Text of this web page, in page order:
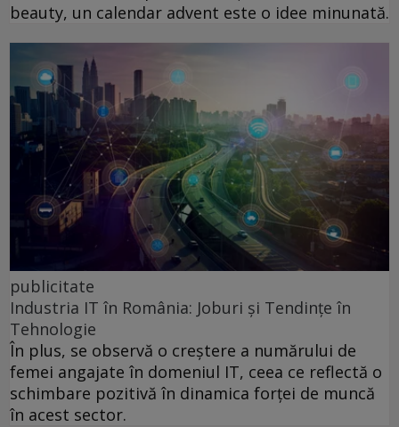
beauty, un calendar advent este o idee minunată.
publicitate
Industria IT în România: Joburi și Tendințe în
Tehnologie
În plus, se observă o creștere a numărului de
femei angajate în domeniul IT, ceea ce reflectă o
schimbare pozitivă în dinamica forței de muncă
în acest sector.